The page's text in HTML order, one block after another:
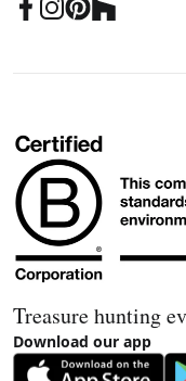
Treasure hunting
Download our app